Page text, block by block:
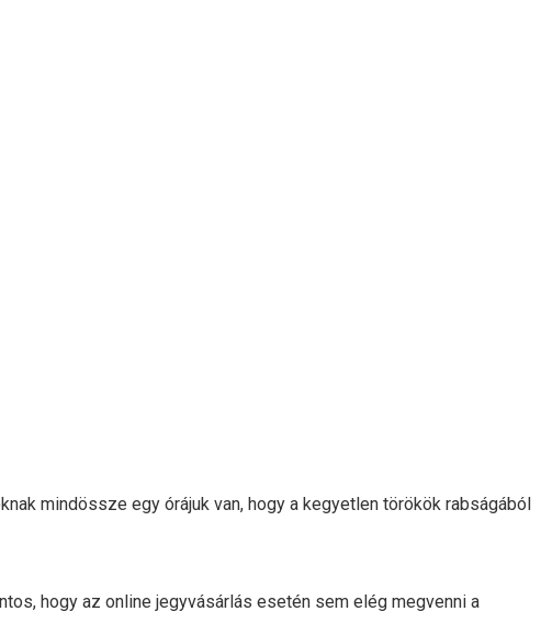
mindössze egy órájuk van, hogy a kegyetlen törökök rabságából
hogy az online jegyvásárlás esetén sem elég megvenni a